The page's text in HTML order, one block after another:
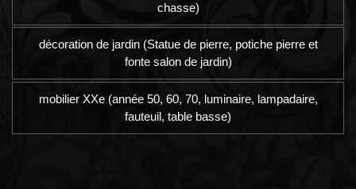
chasse)
décoration de jardin (Statue de pierre, potiche pierre et
fonte salon de jardin)
mobilier XXe (année 50, 60, 70, luminaire, lampadaire,
fauteuil, table basse)